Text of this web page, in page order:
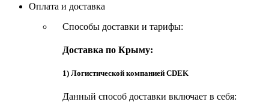
Оплата и доставка
Способы доставки и тарифы:
Доставка по Крыму:
1) Логистической компанией CDEK
Данный способ доставки включает в себя: